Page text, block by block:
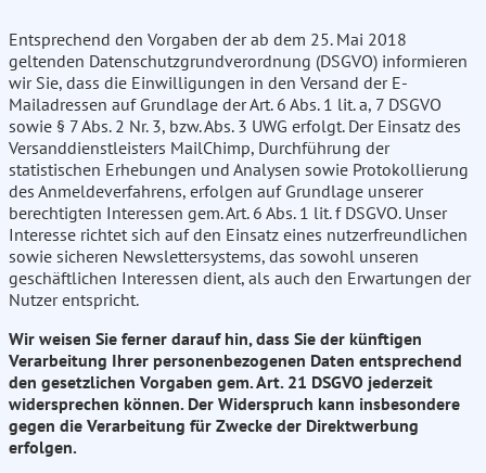
Entsprechend den Vorgaben der ab dem 25. Mai 2018
geltenden Datenschutzgrundverordnung (DSGVO) informieren
wir Sie, dass die Einwilligungen in den Versand der E-
Mailadressen auf Grundlage der Art. 6 Abs. 1 lit. a, 7 DSGVO
sowie § 7 Abs. 2 Nr. 3, bzw. Abs. 3 UWG erfolgt. Der Einsatz des
Versanddienstleisters MailChimp, Durchführung der
statistischen Erhebungen und Analysen sowie Protokollierung
des Anmeldeverfahrens, erfolgen auf Grundlage unserer
berechtigten Interessen gem. Art. 6 Abs. 1 lit. f DSGVO. Unser
Interesse richtet sich auf den Einsatz eines nutzerfreundlichen
sowie sicheren Newslettersystems, das sowohl unseren
geschäftlichen Interessen dient, als auch den Erwartungen der
Nutzer entspricht.
Wir weisen Sie ferner darauf hin, dass Sie der künftigen
Verarbeitung Ihrer personenbezogenen Daten entsprechend
den gesetzlichen Vorgaben gem. Art. 21 DSGVO jederzeit
widersprechen können. Der Widerspruch kann insbesondere
gegen die Verarbeitung für Zwecke der Direktwerbung
erfolgen.